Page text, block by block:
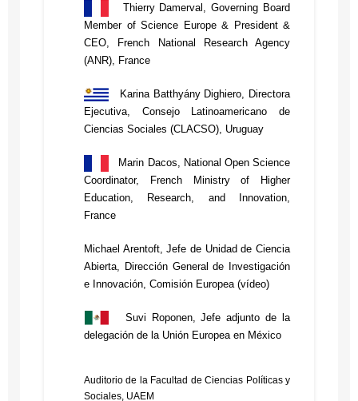
Thierry Damerval, Governing Board
Member of Science Europe & President &
CEO, French National Research Agency
(ANR), France
Karina Batthyány Dighiero, Directora
Ejecutiva, Consejo Latinoamericano de
Ciencias Sociales (CLACSO), Uruguay
Marin Dacos, National Open Science
Coordinator, French Ministry of Higher
Education, Research, and Innovation,
France
Michael Arentoft, Jefe de Unidad de Ciencia
Abierta, Dirección General de Investigación
e Innovación, Comisión Europea (vídeo)
Suvi Roponen, Jefe adjunto de la
delegación de la Unión Europea en México
Auditorio de la Facultad de Ciencias Políticas y
Sociales, UAEM